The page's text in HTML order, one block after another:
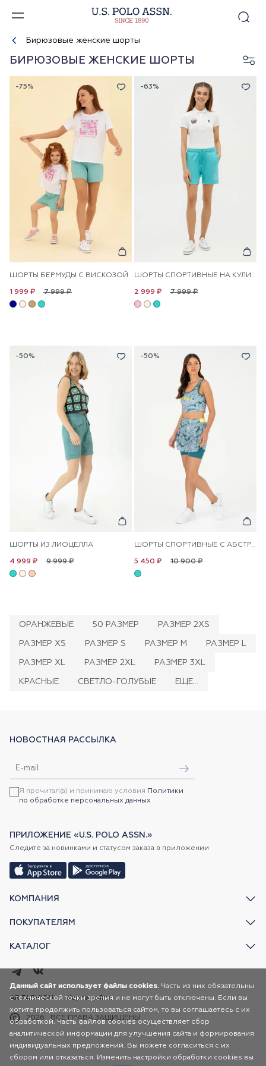
Бирюзовые женские шорты
БИРЮЗОВЫЕ ЖЕНСКИЕ ШОРТЫ
-75%
ШОРТЫ БЕРМУДЫ С ВИСКОЗОЙ
7 999 ₽
1 999 ₽
-63%
ШОРТЫ СПОРТИВНЫЕ НА КУЛИСКЕ
7 999 ₽
2 999 ₽
-50%
ШОРТЫ ИЗ ЛИОЦЕЛЛА
9 999 ₽
4 999 ₽
-50%
ШОРТЫ СПОРТИВНЫЕ С АБСТРАКТНЫМ УЗОРОМ
10 900 ₽
5 450 ₽
ОРАНЖЕВЫЕ 50 РАЗМЕР РАЗМЕР 2XS
РАЗМЕР XS РАЗМЕР S РАЗМЕР M РАЗМЕР L
РАЗМЕР XL РАЗМЕР 2XL РАЗМЕР 3XL
КРАСНЫЕ СВЕТЛО-ГОЛУБЫЕ ЕЩЕ...
КОМПАНИЯ
ПОКУПАТЕЛЯМ
КАТАЛОГ
НОВОСТНАЯ РАССЫЛКА
Я прочитал(а) и принимаю условия
Политики
по обработке персональных данных
ПРИЛОЖЕНИЕ «U.S. POLO ASSN.»
Следите за новинками и статусом заказа в приложении
2026 ВСЕ ПРАВА ЗАЩИЩЕНЫ
AR FASHION Карта сайта
Данный сайт использует файлы cookies. Часть из них обязательны
с технической точки зрения и не могут быть отключены. Если вы
хотите продолжить пользоваться сайтом, то вы соглашаетесь с их
обработкой. Часть файлов cookies осуществляет сбор
аналитической информации для улучшения сайта и формирования
индивидуальных предложений. Вы можете согласиться с их
сбором или отказаться. Изменить настройки обработки cookies вы